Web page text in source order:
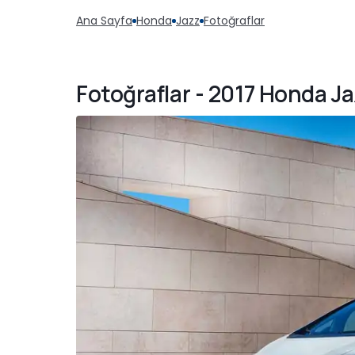
Ana Sayfa Honda Jazz Fotoğraflar
Fotoğraflar - 2017 Honda